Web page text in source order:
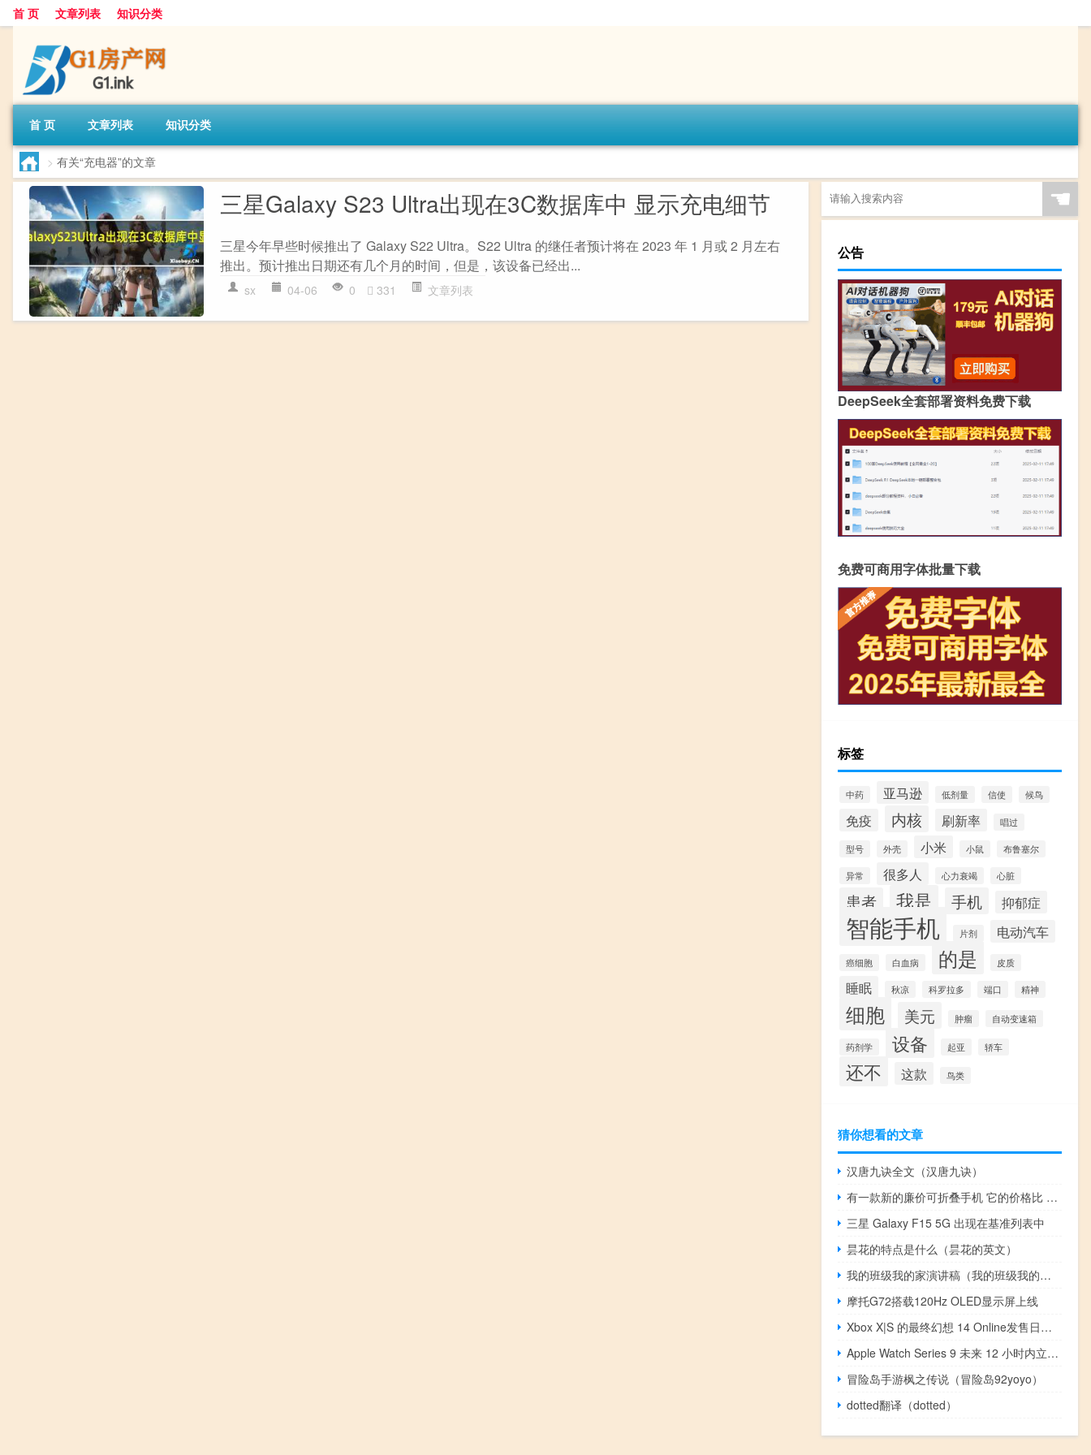
首 页 文章列表 知识分类
首 页 文章列表 知识分类
> 有关“充电器”的文章
三星Galaxy S23 Ultra出现在3C数据库中 显示充电细节
三星今年早些时候推出了 Galaxy S22 Ultra。S22 Ultra 的继任者预计将在 2023 年 1 月或 2 月左右
推出。预计推出日期还有几个月的时间，但是，该设备已经出...
sx 04-06 0 331 文章列表
☚
公告
DeepSeek全套部署资料免费下载
免费可商用字体批量下载
标签
中药 亚马逊 低剂量 信使 候鸟
免疫 内核 刷新率 唱过
型号 外壳 小米 小鼠 布鲁塞尔
异常 很多人 心力衰竭 心脏
患者 我是 手机 抑郁症
智能手机 片剂 电动汽车
癌细胞 白血病 的是 皮质
睡眠 秋凉 科罗拉多 端口 精神
细胞 美元 肿瘤 自动变速箱
药剂学 设备 起亚 轿车
还不 这款 鸟类
猜你想看的文章
汉唐九诀全文（汉唐九诀）
有一款新的廉价可折叠手机 它的价格比 Pixel 8 低
三星 Galaxy F15 5G 出现在基准列表中
昙花的特点是什么（昙花的英文）
我的班级我的家演讲稿（我的班级我的家）
摩托G72搭载120Hz OLED显示屏上线
Xbox X|S 的最终幻想 14 Online发售日期终于确定
Apple Watch Series 9 未来 12 小时内立减 100 美元
冒险岛手游枫之传说（冒险岛92yoyo）
dotted翻译（dotted）